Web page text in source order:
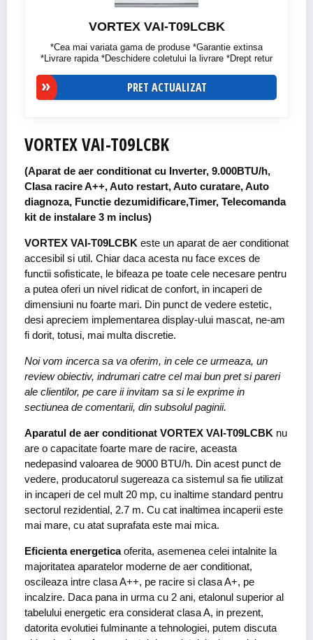
VORTEX VAI-T09LCBK
*Cea mai variata gama de produse *Garantie extinsa
*Livrare rapida *Deschidere coletului la livrare *Drept retur
PRET ACTUALIZAT
VORTEX VAI-T09LCBK
(Aparat de aer conditionat cu Inverter, 9.000BTU/h,
Clasa racire A++, Auto restart, Auto curatare, Auto
diagnoza, Functie dezumidificare,Timer, Telecomanda
kit de instalare 3 m inclus)
VORTEX VAI-T09LCBK este un aparat de aer conditionat
accesibil si util. Chiar daca acesta nu face exces de
functii sofisticate, le bifeaza pe toate cele necesare pentru
a putea oferi un nivel ridicat de confort, in incaperi de
dimensiuni nu foarte mari. Din punct de vedere estetic,
desi apreciem implementarea display-ului mascat, ne-am
fi dorit, totusi, mai multa discretie.
Noi vom incerca sa va oferim, in cele ce urmeaza, un
review obiectiv, indrumari catre cel mai bun pret si pareri
ale clientilor, pe care ii invitam sa si le exprime in
sectiunea de comentarii, din subsolul paginii.
Aparatul de aer conditionat VORTEX VAI-T09LCBK nu
are o capacitate foarte mare de racire, aceasta
nedepasind valoarea de 9000 BTU/h. Din acest punct de
vedere, producatorul sugereaza ca sistemul sa fie utilizat
in incaperi de cel mult 20 mp, cu inaltime standard pentru
sectorul rezidential, 2.7 m. Cu cat inaltimea incaperii este
mai mare, cu atat suprafata este mai mica.
Eficienta energeticaoferita, asemenea celei intalnite la
majoritatea aparatelor moderne de aer conditionat,
oscileaza intre clasa A++, pe racire si clasa A+, pe
incalzire. Daca pana in urma cu 2 ani, etalonul superior al
tabelului energetic era considerat clasa A, in prezent,
datorita evolutiei fulminante a tehnologiei, putem discuta